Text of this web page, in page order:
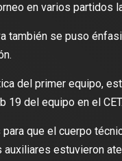
en varios partidos
también se puso
del primer equipo,
19 del equipo en el CET.
que el cuerpo
auxiliares estuvieron